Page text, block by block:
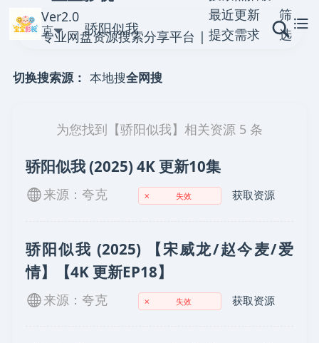
Ver2.0
专业网盘资源搜索分享平台 |
最近更新
提交需求
筛
选
夸克
切换搜索源： 本地搜全网搜
为您找到【骄阳似我】相关资源 5 条
骄阳似我 (2025) 4K 更新10集
来源：夸克 ✗ 失效 获取资源
骄阳似我 (2025) 【宋威龙/赵今麦/爱
情】【4K 更新EP18】
来源：夸克 ✗ 失效 获取资源